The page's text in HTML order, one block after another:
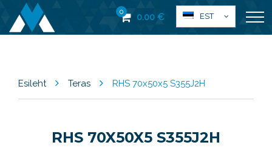
0 0.00 € EST
Esileht Teras RHS 70x50x5 S355J2H
RHS 70X50X5 S355J2H